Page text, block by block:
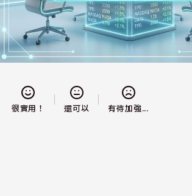
很實用！ 還可以 有待加強...